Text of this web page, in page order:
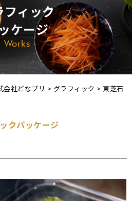
フィック
ケージ
Works
会社どなプリ > グラフィック > 東芝石
クパッケージ